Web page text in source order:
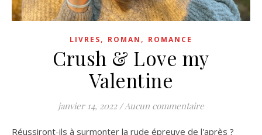
LIVRES, ROMAN , ROMANCE
Crush & Love my
Valentine
janvier 14, 2022 /Aucun commentaire
Réussiront-ils à surmonter la rude épreuve de l'après ?